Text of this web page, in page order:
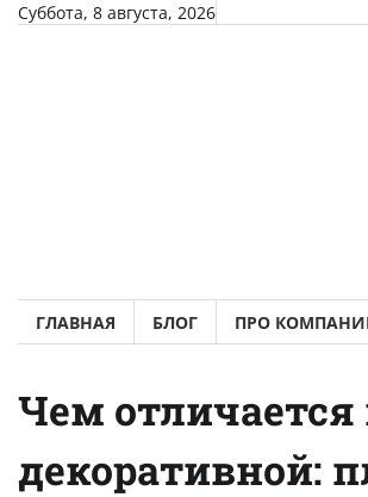
SkipСуббота, 8 августа, 2026
ГЛАВНАЯ БЛОГ ПРО
Чем
декоративной: